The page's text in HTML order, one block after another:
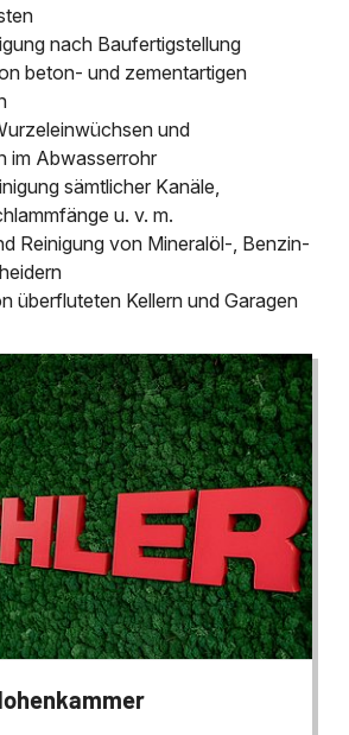
nach Baufertigstellung
beton- und zementartigen
und
im Abwasserrohr
sämtlicher Kanäle,
u. v. m.
Reinigung von Mineralöl-, Benzin-
überfluteten Kellern und Garagen